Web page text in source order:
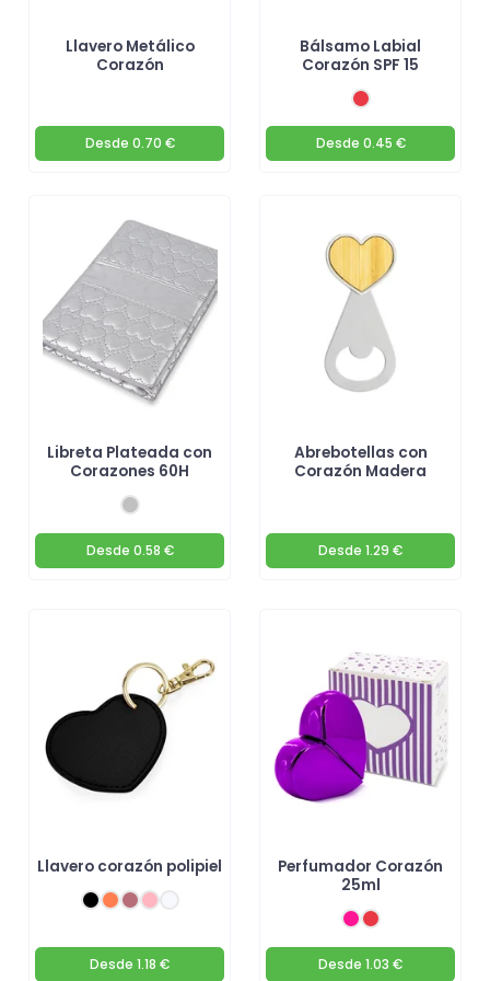
Llavero Metálico
Corazón
Desde 0.70 €
Bálsamo Labial
Corazón SPF 15
Desde 0.45 €
Libreta Plateada con
Corazones 60H
Desde 0.58 €
Abrebotellas con
Corazón Madera
Desde 1.29 €
Llavero corazón polipiel
Desde 1.18 €
Perfumador Corazón
25ml
Desde 1.03 €